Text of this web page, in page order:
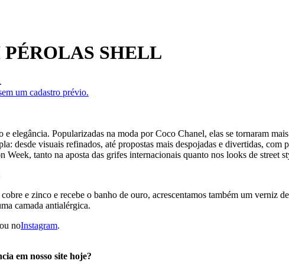
SHELL
um cadastro prévio.
elegância. Popularizadas na moda por Coco Chanel, elas se tornaram
desde visuais refinados, até propostas mais despojadas e divertidas,
Week, tanto na aposta das grifes internacionais quanto nos looks de street
e zinco e recebe o banho de ouro, acrescentamos também um verniz
camada antialérgica.
ou noInstagram.
em nosso site hoje?